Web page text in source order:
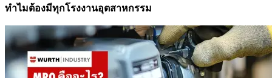
ทำไมต้องมีทุกโรงงานอุตสาหกรรม